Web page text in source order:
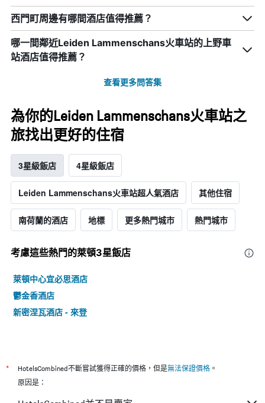
西門町周邊有哪間酒店值得推薦？
哪一間鄰近Leiden Lammenschans火車站的上野車
站酒店值得推薦？
查看更多問答集
為你的Leiden Lammenschans火車站之
旅找出更好的住宿
3星級飯店 4星級飯店
Leiden Lammenschans火車站超人氣酒店 其他住宿
南荷蘭的酒店 地標 更多熱門城市 熱門城市
考慮這些熱門的萊頓3星​飯店
萊頓中心宜必思酒店
鬱金香酒店
新密涅瓦酒店 - 來登
* HotelsCombined不斷嘗試獲得正確的價格，但是無法保證價格 。
原因是：